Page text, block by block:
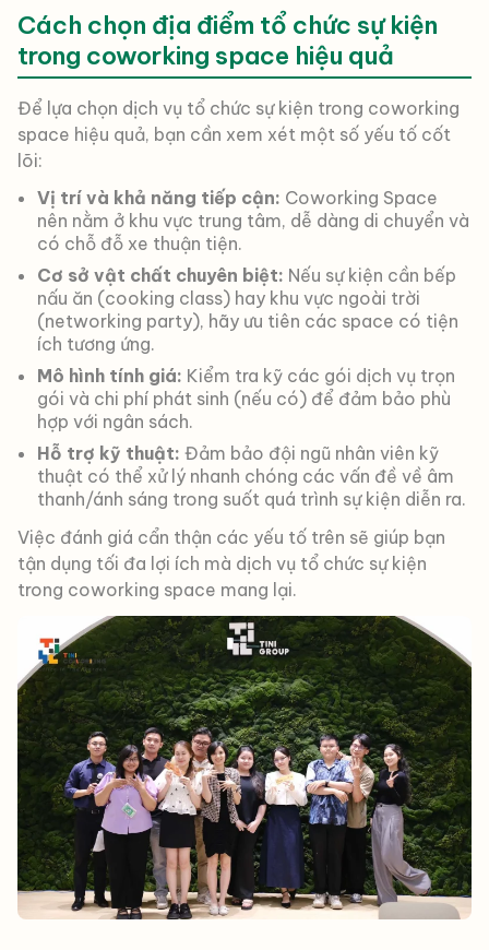
Cách chọn địa điểm tổ chức sự kiện
trong coworking space hiệu quả
Để lựa chọn dịch vụ tổ chức sự kiện trong coworking
space hiệu quả, bạn cần xem xét một số yếu tố cốt
lõi:
Vị trí và khả năng tiếp cận: Coworking Space
nên nằm ở khu vực trung tâm, dễ dàng di chuyển và
có chỗ đỗ xe thuận tiện.
Cơ sở vật chất chuyên biệt: Nếu sự kiện cần bếp
nấu ăn (cooking class) hay khu vực ngoài trời
(networking party), hãy ưu tiên các space có tiện
ích tương ứng.
Mô hình tính giá: Kiểm tra kỹ các gói dịch vụ trọn
gói và chi phí phát sinh (nếu có) để đảm bảo phù
hợp với ngân sách.
Hỗ trợ kỹ thuật: Đảm bảo đội ngũ nhân viên kỹ
thuật có thể xử lý nhanh chóng các vấn đề về âm
thanh/ánh sáng trong suốt quá trình sự kiện diễn ra.
Việc đánh giá cẩn thận các yếu tố trên sẽ giúp bạn
tận dụng tối đa lợi ích mà dịch vụ tổ chức sự kiện
trong coworking space mang lại.